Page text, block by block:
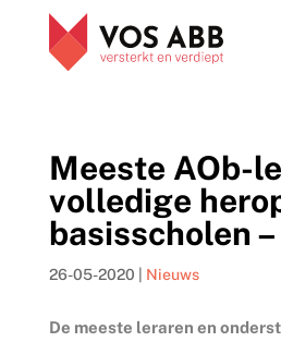
Meeste AOb-
volledige
basisscholen –
26-05-2020 Nieuws
De meeste leraren en